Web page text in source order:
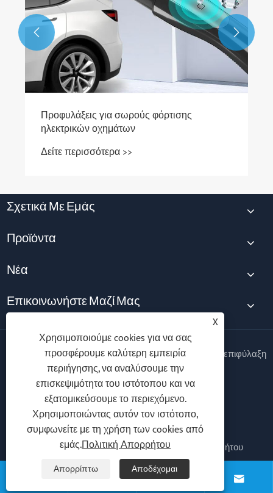
Προφυλάξεις για σωρούς φόρτισης
ηλεκτρικών οχημάτων
Δείτε περισσότερα >>
 
Σχετικά Με Εμάς
Προϊόντα
Νέα
Επικοινωνήστε Μαζί Μας
Copyright © 2025 Ningbo Vanton EV Charger Co., Ltd. Με επιφύλαξη
παντός δικαιώματος.
Follow Us
Sitemap RSS XML Πολιτική Απορρήτου
 
X
Χρησιμοποιούμε cookies για να σας
προσφέρουμε καλύτερη εμπειρία
περιήγησης, να αναλύσουμε την
επισκεψιμότητα του ιστότοπου και να
εξατομικεύσουμε το περιεχόμενο.
Χρησιμοποιώντας αυτόν τον ιστότοπο,
συμφωνείτε με τη χρήση των cookies από
εμάς.Πολιτική Απορρήτου
Απορρίπτω Αποδέχομαι